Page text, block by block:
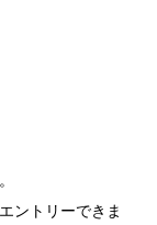
ントリーできま